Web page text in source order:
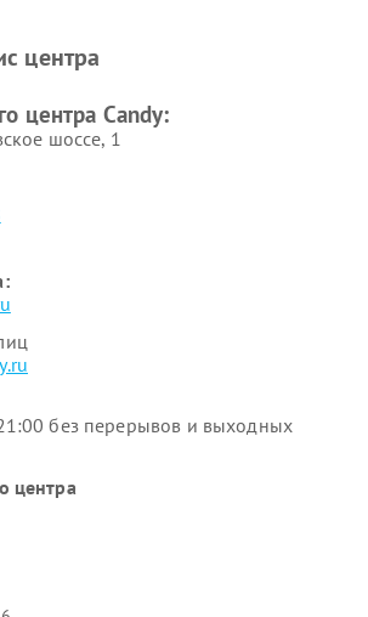
центра
центра Candy:
шоссе, 1
без перерывов и выходных
центра